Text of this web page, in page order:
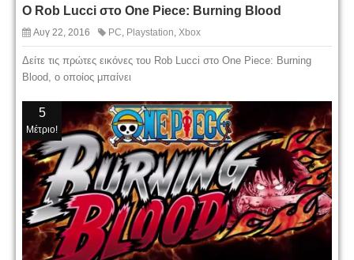
Ο Rob Lucci στο One Piece: Burning Blood
Αυγ 22, 2016 PC Playstation Xbox
Δείτε τις πρώτες εικόνες του Rob Lucci στο One Piece: Burning
Blood, ο οποίος μπαίνει
5
Μέτριο!